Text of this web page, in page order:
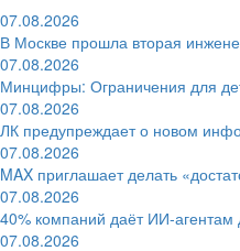
07.08.2026
В Москве прошла вторая
07.08.2026
Минцифры: Ограничения для
07.08.2026
ЛК предупреждает о новом
07.08.2026
MAX приглашает делать
07.08.2026
40% компаний даёт ИИ‑агентам
07.08.2026